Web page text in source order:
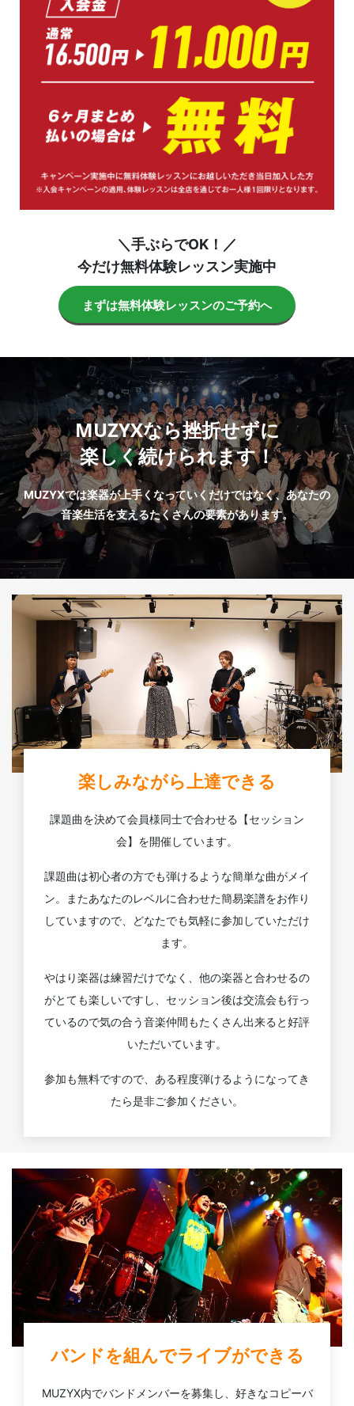
＼手ぶらでOK！／
今だけ無料体験レッスン実施中
まずは無料体験レッスンのご予約へ
MUZYXなら挫折せずに
楽しく続けられます！
MUZYXでは楽器が上手くなっていくだけではなく、あなたの
音楽生活を支えるたくさんの要素があります。
楽しみながら上達できる
課題曲を決めて会員様同士で合わせる【セッション
会】を開催しています。
課題曲は初心者の方でも弾けるような簡単な曲がメイ
ン。またあなたのレベルに合わせた簡易楽譜をお作り
していますので、どなたでも気軽に参加していただけ
ます。
やはり楽器は練習だけでなく、他の楽器と合わせるの
がとても楽しいですし、セッション後は交流会も行っ
ているので気の合う音楽仲間もたくさん出来ると好評
いただいています。
参加も無料ですので、ある程度弾けるようになってき
たら是非ご参加ください。
バンドを組んでライブができる
MUZYX内でバンドメンバーを募集し、好きなコピーバ